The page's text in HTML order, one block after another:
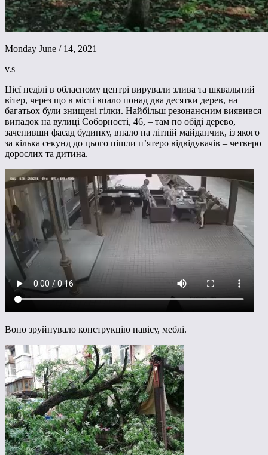
Monday June / 14, 2021
v.s
Цієї неділі в обласному центрі вирували злива та шквальний
вітер, через що в місті впало понад два десятки дерев, на
багатьох були знищені гілки. Найбільш резонансним виявився
випадок на вулиці Соборності, 46, – там по обіді дерево,
зачепивши фасад будинку, впало на літній майданчик, із якого
за кілька секунд до цього пішли п’ятеро відвідувачів – четверо
дорослих та дитина.
Воно зруйнувало конструкцію навісу, меблі.